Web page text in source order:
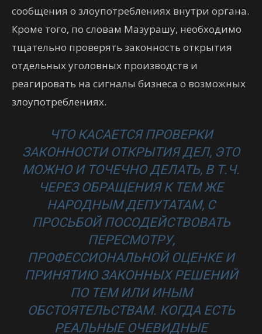
сообщения о злоупотреблениях внутри органа.
Кроме того, по словам Мазурашу, необходимо
тщательно проверять законность открытия
отдельных уголовных производств и
реагировать на сигналы бизнеса о возможных
злоупотреблениях.
ЧТО КАСАЕТСЯ ПРОВЕРКИ
ЗАКОННОСТИ ОТКРЫТИЯ ДЕЛ, ЭТО
МОЖНО И ТОЧЕЧНО ДЕЛАТЬ, В Т.Ч.
ЧЕРЕЗ ОБРАЩЕНИЯ К ТЕМ ЖЕ
НАРОДНЫМ ДЕПУТАТАМ, С
ПРОСЬБОЙ ПОСОДЕЙСТВОВАТЬ
ПЕРЕСМОТРУ,
ПРОФЕССИОНАЛЬНОЙ ОЦЕНКЕ И
ПРИНЯТИЮ ЗАКОННЫХ РЕШЕНИЙ
ПО ТЕМ ИЛИ ИНЫМ
ОБСТОЯТЕЛЬСТВАМ. КОГДА ЕСТЬ
РЕАЛЬНЫЕ ОЧЕВИДНЫЕ